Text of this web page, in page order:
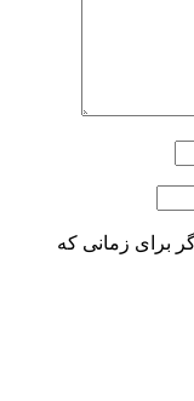
برای زمانی که